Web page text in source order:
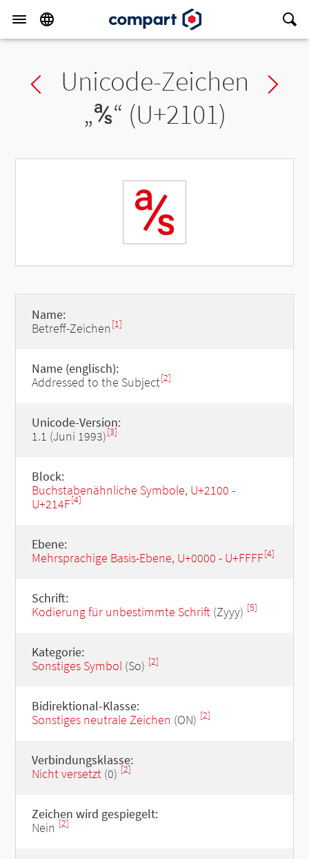
Previous char
Unicode-Zeichen
„℁“ (U+2101)
℁
Name:
Betreff-Zeichen [1]
Name (englisch):
Addressed to the Subject[2]
Unicode-Version:
1.1 (Juni 1993)[3]
Block:
Buchstabenähnliche Symbole, U+2100 -
U+214F[4]
Ebene:
Mehrsprachige Basis-Ebene, U+0000 - U+FFFF[4]
Schrift:
Kodierung für unbestimmte Schrift(Zyyy) [5]
Kategorie:
Sonstiges Symbol(So) [2]
Bidirektional-Klasse:
Sonstiges neutrale Zeichen (ON) [2]
Verbindungsklasse:
Nicht versetzt(0) [2]
Zeichen wird gespiegelt:
Nein [2]